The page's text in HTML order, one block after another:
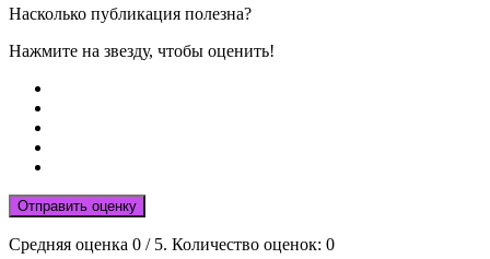
Насколько публикация полезна?
Нажмите на звезду, чтобы оценить!
Отправить оценку
Средняя оценка 0 / 5. Количество оценок: 0